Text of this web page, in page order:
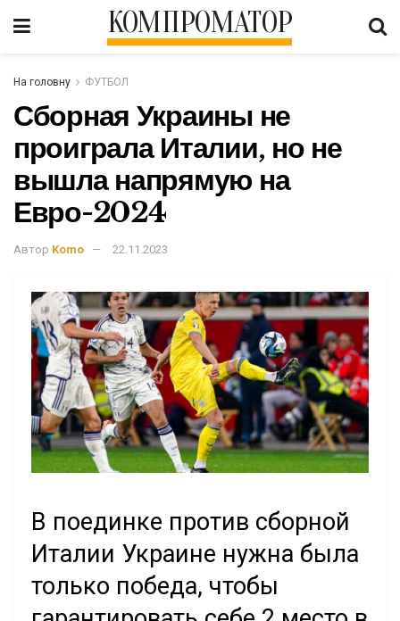
КОМПРОМАТОР
На головну ФУТБОЛ
Сборная Украины не
проиграла Италии, но не
вышла напрямую на
Евро-2024
Автор Komo 22.11.2023
В поединке против сборной
Италии Украине нужна была
только победа, чтобы